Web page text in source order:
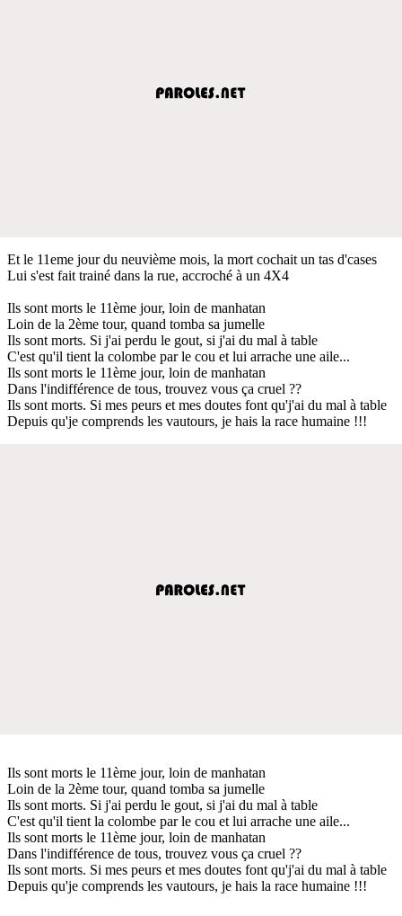
Et le 11eme jour du neuvième mois, la mort cochait un tas d'cases
Lui s'est fait trainé dans la rue, accroché à un 4X4
Ils sont morts le 11ème jour, loin de manhatan
Loin de la 2ème tour, quand tomba sa jumelle
Ils sont morts. Si j'ai perdu le gout, si j'ai du mal à table
C'est qu'il tient la colombe par le cou et lui arrache une aile...
Ils sont morts le 11ème jour, loin de manhatan
Dans l'indifférence de tous, trouvez vous ça cruel ??
Ils sont morts. Si mes peurs et mes doutes font qu'j'ai du mal à table
Depuis qu'je comprends les vautours, je hais la race humaine !!!
Ils sont morts le 11ème jour, loin de manhatan
Loin de la 2ème tour, quand tomba sa jumelle
Ils sont morts. Si j'ai perdu le gout, si j'ai du mal à table
C'est qu'il tient la colombe par le cou et lui arrache une aile...
Ils sont morts le 11ème jour, loin de manhatan
Dans l'indifférence de tous, trouvez vous ça cruel ??
Ils sont morts. Si mes peurs et mes doutes font qu'j'ai du mal à table
Depuis qu'je comprends les vautours, je hais la race humaine !!!